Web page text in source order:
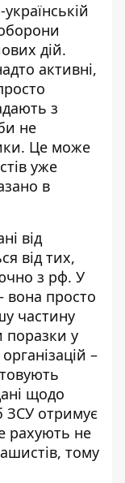
дій.
активні,
з
не
Це може
уже
в
від
від тих,
з рф. У
вона просто
частину
поразки у
–
щодо
ЗСУ отримує
рахують не
тому